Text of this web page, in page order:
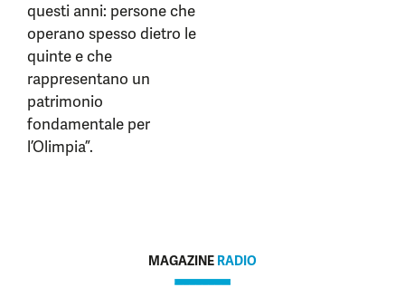
questi anni: persone che
operano spesso dietro le
quinte e che
rappresentano un
patrimonio
fondamentale per
l’Olimpia”.
MAGAZINE RADIO